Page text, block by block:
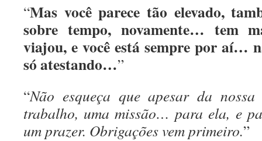
“Mas você parece tão elevado,
sobre tempo, novamente… tem
viajou, e você está sempre por aí…
só atestando…”
“Não esqueça que apesar da
trabalho, uma missão… para ela, e
um prazer. Obrigações vem primeiro.”